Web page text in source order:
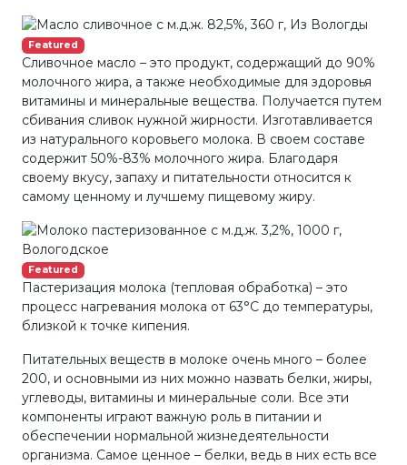
Featured
Сливочное масло – это продукт, содержащий до 90%
молочного жира, а также необходимые для здоровья
витамины и минеральные вещества. Получается путем
сбивания сливок нужной жирности. Изготавливается
из натурального коровьего молока. В своем составе
содержит 50%-83% молочного жира. Благодаря
своему вкусу, запаху и питательности относится к
самому ценному и лучшему пищевому жиру.
Featured
Пастеризация молока (тепловая обработка) – это
процесс нагревания молока от 63°С до температуры,
близкой к точке кипения.
Питательных веществ в молоке очень много – более
200, и основными из них можно назвать белки, жиры,
углеводы, витамины и минеральные соли. Все эти
компоненты играют важную роль в питании и
обеспечении нормальной жизнедеятельности
организма. Самое ценное – белки, ведь в них есть все